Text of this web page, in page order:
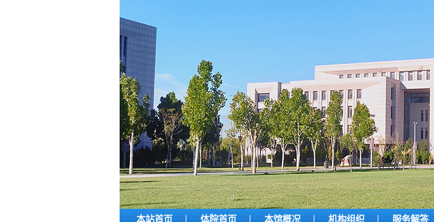
本站首页 | 体院首页 | 本馆概况 | 机构组织 | 服务解答